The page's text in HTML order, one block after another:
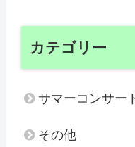
カテゴリー
サマーコンサー
その他